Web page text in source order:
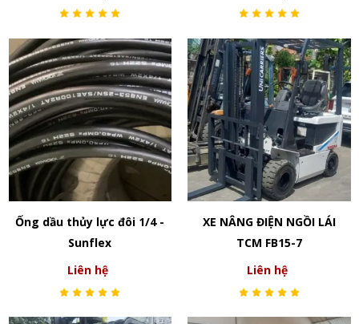
Ống dầu thủy lực đôi 1/4 -
Sunflex
Liên hệ
XE NÂNG ĐIỆN NGỒI LÁI
TCM FB15-7
Liên hệ